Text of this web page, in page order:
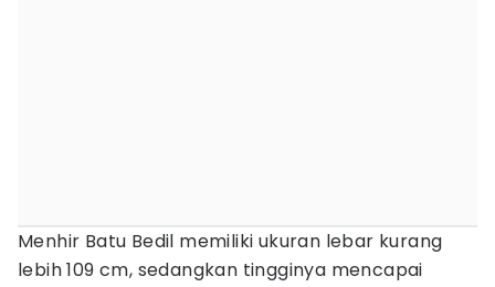
Menhir Batu Bedil memiliki ukuran lebar kurang
lebih 109 cm, sedangkan tingginya mencapai